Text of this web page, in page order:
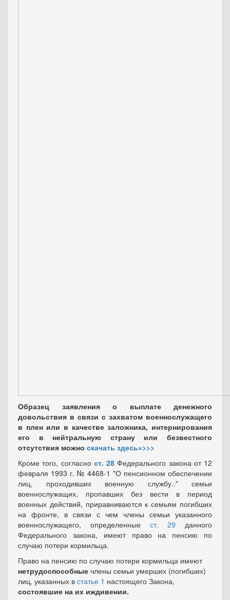
Образец заявления о выплате денежного
довольствия в связи с захватом военнослужащего
в плен или в качестве заложника, интернирования
его в нейтральную страну или безвестного
отсутствия можно скачать здесь=>>>
Кроме того, согласно ст. 28 Федерального закона от 12
февраля 1993 г. № 4468-1 "О пенсионном обеспечении
лиц, проходивших военную службу.." семьи
военнослужащих, пропавших без вести в период
военных действий, приравниваются к семьям погибших
на фронте, в связи с чем члены семьи указанного
военнослужащего, определенные ст. 29 данного
Федерального закона, имеют право на пенсию по
случаю потери кормильца.
Право на пенсию по случаю потери кормильца имеют
нетрудоспособные члены семьи умерших (погибших)
лиц, указанных в статье 1 настоящего Закона,
состоявшие на их иждивении.